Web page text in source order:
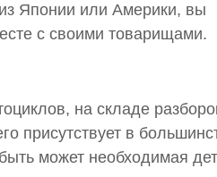
Японии или Америки, вы
с своими товарищами.
на складе
присутствует в
может необходимая